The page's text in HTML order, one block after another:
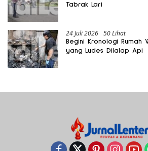
Tabrak Lari
24 Juli 2026 50 Lihat
Begini Kronologi Rumah
yang Ludes Dilalap Api